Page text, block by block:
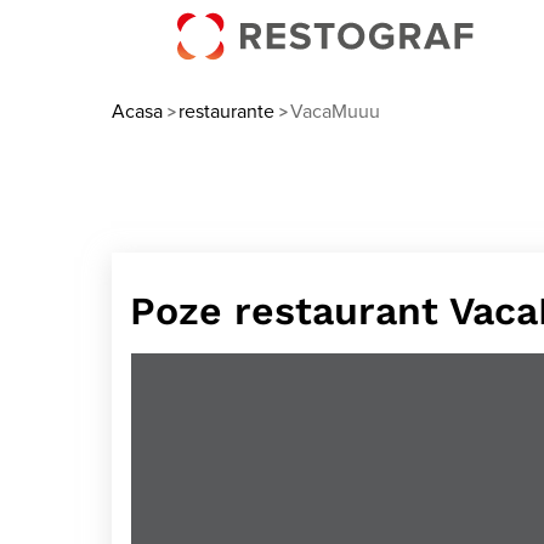
Acasa > restaurante >VacaMuuu
Poze restaurant